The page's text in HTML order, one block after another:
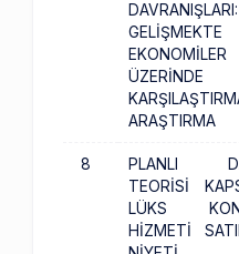
DAVRANIŞLARI:
EKONOMİLER
ÜZERİNDE
ARAŞTIRMA
8
PLANLI
TEORİSİ
LÜKS
HİZMETİ